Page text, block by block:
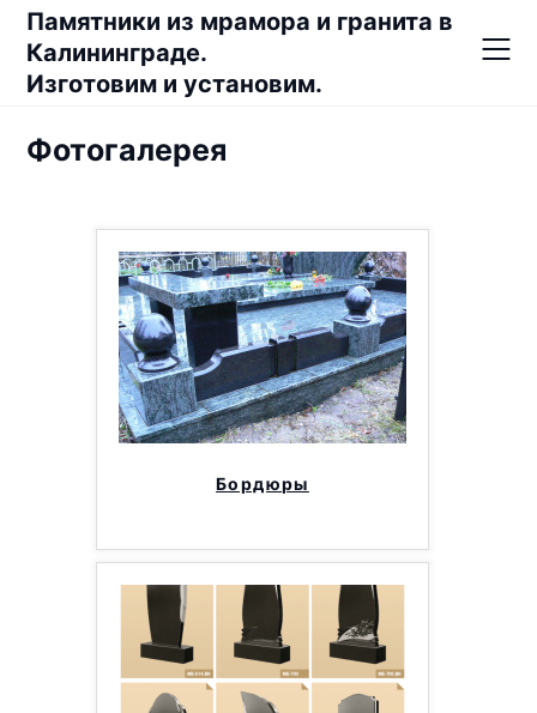
Skip
content
Памятники из мрамора и гранита в
Калининграде.
Изготовим и установим.
Фотогалерея
Бордюры